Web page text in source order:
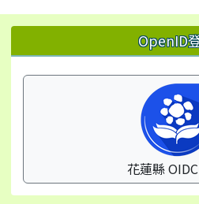
左邊區域內容 OpenID
花蓮縣